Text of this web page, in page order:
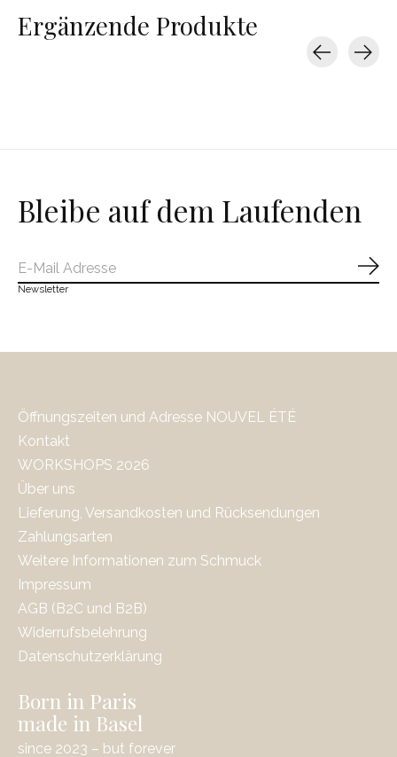
Ergänzende Produkte
Bleibe auf dem Laufenden
Newsletter
Öffnungszeiten und Adresse NOUVEL ÉTÉ
Kontakt
WORKSHOPS 2026
Über uns
Lieferung, Versandkosten und Rücksendungen
Zahlungsarten
Weitere Informationen zum Schmuck
Impressum
AGB (B2C und B2B)
Widerrufsbelehrung
Datenschutzerklärung
Born in Paris
made in Basel
since 2023 – but forever